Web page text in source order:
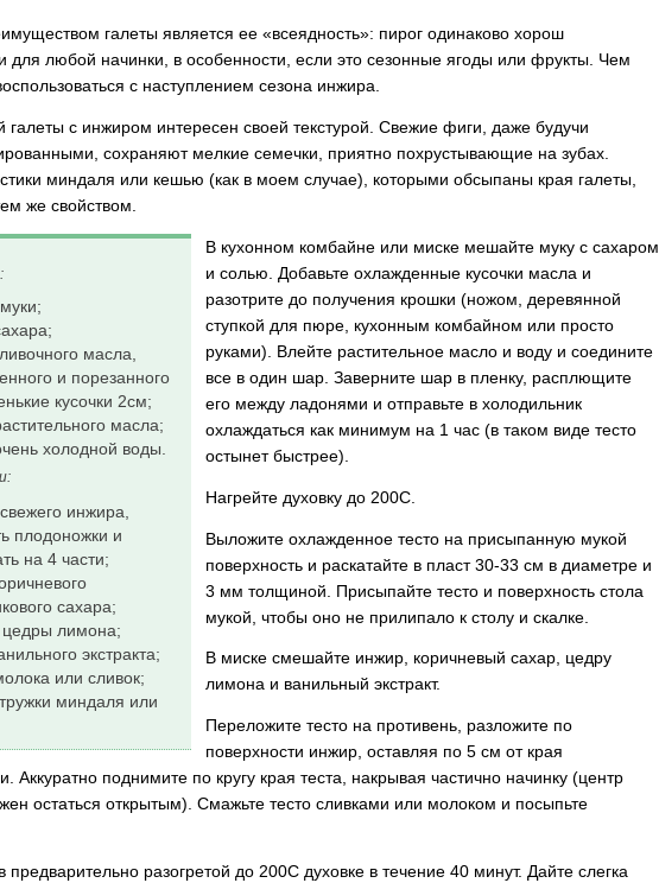
галеты является ее «всеядность»: пирог одинаково хорош
для любой начинки, в особенности, если это сезонные ягоды или фрукты. Чем
с наступлением сезона инжира.
галеты с инжиром интересен своей текстурой. Свежие фиги, даже будучи
сохраняют мелкие семечки, приятно похрустывающие на зубах.
миндаля или кешью (как в моем случае), которыми обсыпаны края галеты,
же свойством.
масла,
и порезанного
кусочки 2см;
масла;
холодной воды.
инжира,
плодоножки и
на 4 части;
сахара;
цедры лимона;
экстракта;
или сливок;
миндаля или
В кухонном комбайне или миске мешайте муку с сахаром
и солью. Добавьте охлажденные кусочки масла и
разотрите до получения крошки (ножом, деревянной
ступкой для пюре, кухонным комбайном или просто
руками). Влейте растительное масло и воду и соедините
все в один шар. Заверните шар в пленку, расплющите
его между ладонями и отправьте в холодильник
охлаждаться как минимум на 1 час (в таком виде тесто
остынет быстрее).
Нагрейте духовку до 200С.
Выложите охлажденное тесто на присыпанную мукой
поверхность и раскатайте в пласт 30-33 см в диаметре и
3 мм толщиной. Присыпайте тесто и поверхность стола
мукой, чтобы оно не прилипало к столу и скалке.
В миске смешайте инжир, коричневый сахар, цедру
лимона и ванильный экстракт.
Переложите тесто на противень, разложите по
поверхности инжир, оставляя по 5 см от края
Аккуратно поднимите по кругу края теста, накрывая частично начинку (центр
остаться открытым). Смажьте тесто сливками или молоком и посыпьте
предварительно разогретой до 200С духовке в течение 40 минут. Дайте слегка